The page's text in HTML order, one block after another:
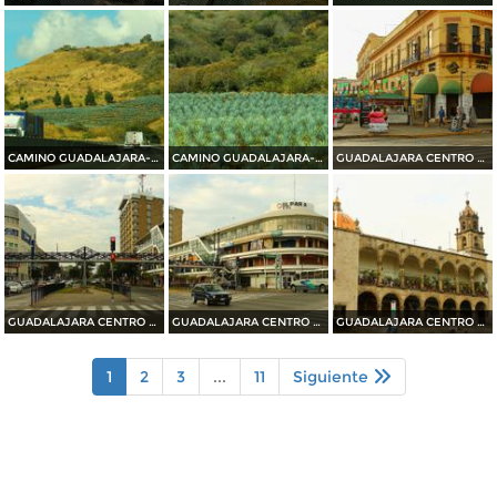
CAMINO GUADALAJARA---PUERTO VALLARTA 2014 CAMINO GUADALAJARA---PUERTO VALLARTA 2014 GUADALAJARA CENTRO HISTORICO 2014
GUADALAJARA CENTRO HISTORICO 2014 GUADALAJARA CENTRO HISTORICO 2014 GUADALAJARA CENTRO HISTORICO 2014
1 2 3 ... 11 Siguiente